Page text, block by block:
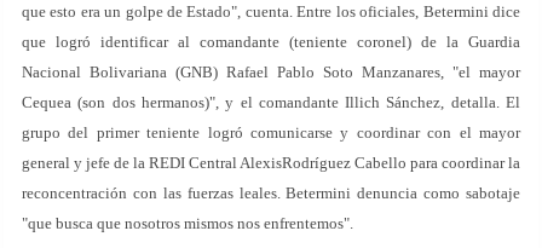
que esto era un golpe de Estado", cuenta. Entre los oficiales, Betermini dice
que logró identificar al comandante (teniente coronel) de la Guardia
Nacional Bolivariana (GNB) Rafael Pablo Soto Manzanares, "el mayor
Cequea (son dos hermanos)", y el comandante Illich Sánchez, detalla. El
grupo del primer teniente logró comunicarse y coordinar con el mayor
general y jefe de la REDI Central AlexisRodríguez Cabello para coordinar la
reconcentración con las fuerzas leales. Betermini denuncia como sabotaje
"que busca que nosotros mismos nos enfrentemos".